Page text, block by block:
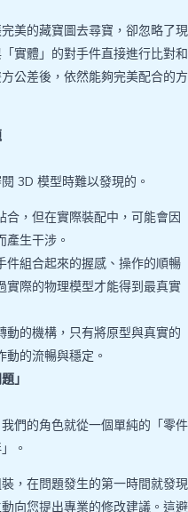
美的藏寶圖去尋寶，卻忽略了現
實體」的對手件直接進行比對和
公差後，依然能夠完美配合的方
3D 模型時難以發現的。
，但在實際裝配中，可能會因
生干涉。
件組合起來的握感、操作的順暢
實際的物理模型才能得到最真實
的機構，只有將原型與真實的
的流暢與穩定。
」
們的角色就從一個單純的「零件
。
，在問題發生的第一時間就發現
向您提出專業的修改建議。這避